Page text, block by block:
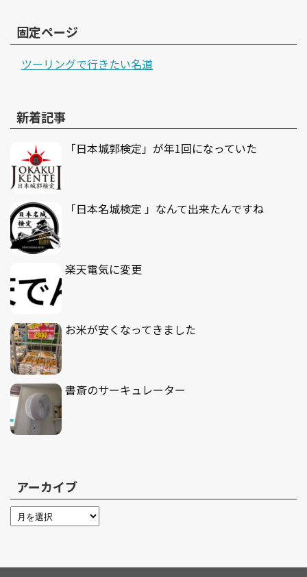
固定ページ
ツーリングで行きたい名道
新着記事
「日本城郭検定」が年1回になっていた
「日本名城検定 」なんて出来たんですね
楽天電気に変更
お米が安くなってきました
書斎のサーキュレーター
アーカイブ